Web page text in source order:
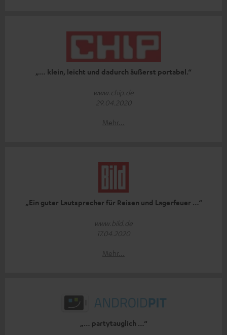
„… klein, leicht und dadurch äußerst portabel.“
www.chip.de
29.04.2020
Mehr...
„Ein guter Lautsprecher für Reisen und Lagerfeuer …“
www.bild.de
17.04.2020
Mehr...
„… partytauglich …“